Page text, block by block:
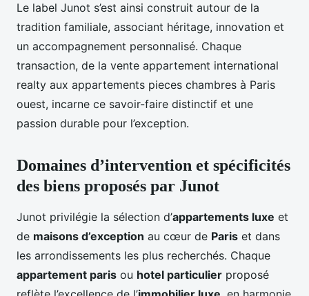
Le label Junot s’est ainsi construit autour de la
tradition familiale, associant héritage, innovation et
un accompagnement personnalisé. Chaque
transaction, de la vente appartement international
realty aux appartements pieces chambres à Paris
ouest, incarne ce savoir-faire distinctif et une
passion durable pour l’exception.
Domaines d’intervention et spécificités
des biens proposés par Junot
Junot privilégie la sélection d’appartements luxe et
de maisons d’exception au cœur de Paris et dans
les arrondissements les plus recherchés. Chaque
appartement paris ou hotel particulier proposé